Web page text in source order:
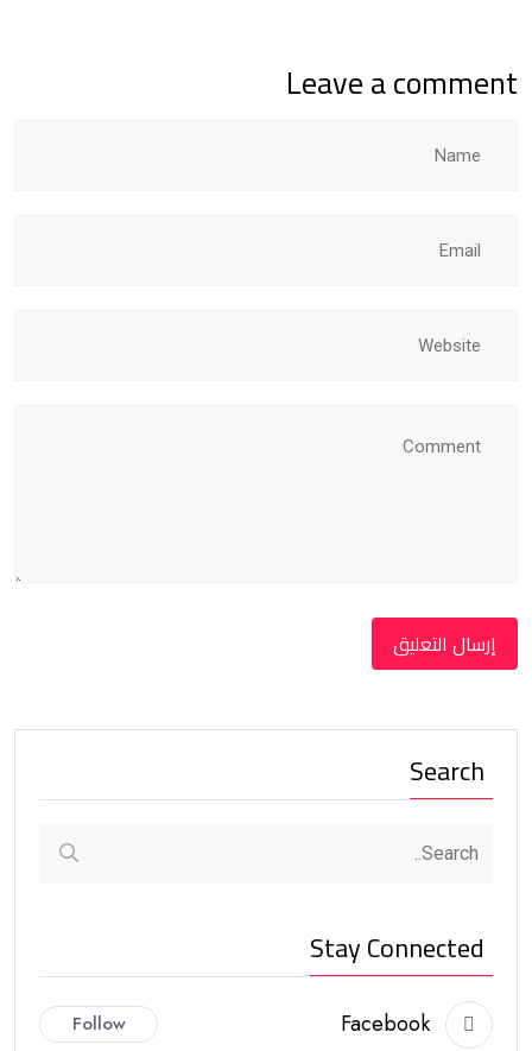
Leave a comment
Search
Stay Connected
Facebook
Follow